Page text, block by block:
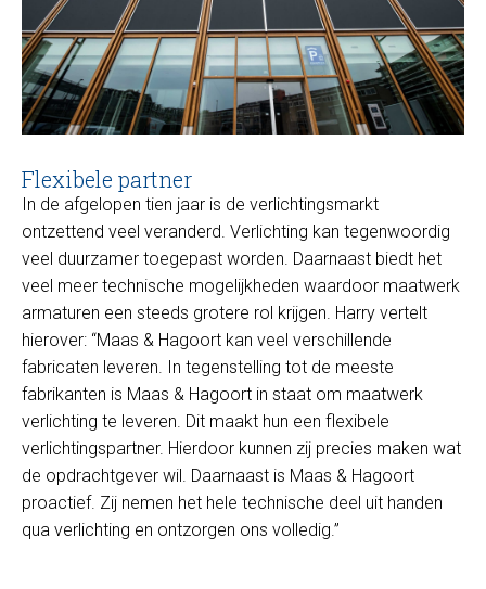
Flexibele partner
In de afgelopen tien jaar is de verlichtingsmarkt
ontzettend veel veranderd. Verlichting kan tegenwoordig
veel duurzamer toegepast worden. Daarnaast biedt het
veel meer technische mogelijkheden waardoor maatwerk
armaturen een steeds grotere rol krijgen. Harry vertelt
hierover: “Maas & Hagoort kan veel verschillende
fabricaten leveren. In tegenstelling tot de meeste
fabrikanten is Maas & Hagoort in staat om maatwerk
verlichting te leveren. Dit maakt hun een flexibele
verlichtingspartner. Hierdoor kunnen zij precies maken wat
de opdrachtgever wil. Daarnaast is Maas & Hagoort
proactief. Zij nemen het hele technische deel uit handen
qua verlichting en ontzorgen ons volledig.”